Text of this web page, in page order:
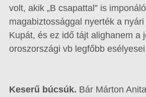
volt, akik „B csapattal” is imponáló
magabiztossággal nyerték a
Kupát, és ez idő tájt alighanem a
oroszországi vb legfőbb
Keserű búcsúk. Bár Márton